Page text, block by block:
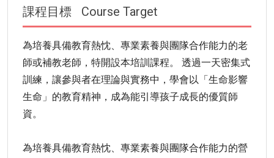
課程目標 Course Target
為培養具備教育熱忱、專業素養與團隊合作能力的老
師或補教老師，特開設本培訓課程。 透過一天密集式
訓練，讓參與者在理論與實務中，學會以「生命影響
生命」的教育精神，成為能引導孩子成長的優質師
資。
為培養具備教育熱忱、專業素養與團隊合作能力的營